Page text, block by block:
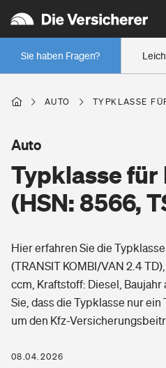
Sie haben Fragen?
Wer versichert was: Jetzt
Regionalklassen: So ist Ihre
Wer versichert was: Jetzt
Berufsunfähigkeitsversicherung
Erwerbsunfähigkeitsversicherung
Grundfähigkeitsversicherung
Arbeitsrechtsschutz
Berufshaftpflichtversicherung
Zur Übersicht
Wohnen
Elementarversicherung
Freizeit
Pri­vate Haft­pflicht­
Gesundheit
Private Krankenversicherung
AUTO TYPKLASSE
Typklasse für
(HSN: 8566,
Auto
Hier erfahren Sie die
(TRANSIT KOMBI/VAN 2.4
ccm, Kraftstoff: Diesel,
Sie, dass die Typklasse nur
um den Kfz-
08.04.2026